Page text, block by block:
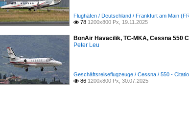
Flughäfen / Deutschland / Frankfurt am Main
 78 1200x800 Px, 19.11.2025
BonAir Havacilik, TC-MKA, Cessna 550
Peter Leu
Geschäftsreiseflugzeuge / Cessna / 550 -
 86 1200x800 Px, 30.07.2025